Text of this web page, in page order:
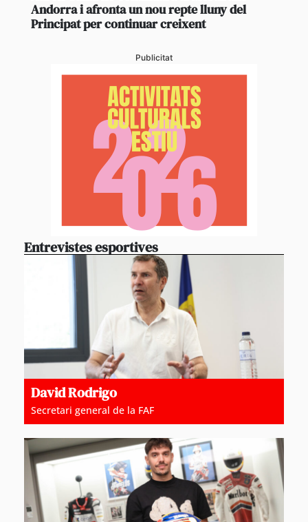
Andorra i afronta un nou repte lluny del
Principat per continuar creixent
Publicitat
Entrevistes esportives
David Rodrigo
Secretari general de la FAF